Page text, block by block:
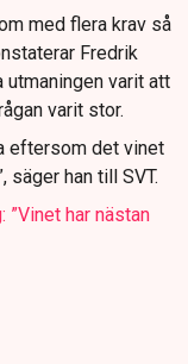
med flera krav så
Fredrik
utmaningen varit att
varit stor.
eftersom det vinet
säger han till SVT.
har nästan